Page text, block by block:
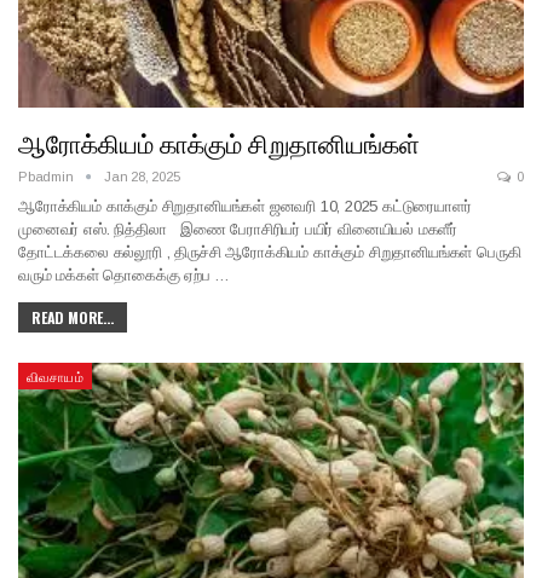
ஆரோக்கியம் காக்கும் சிறுதானியங்கள்
Pbadmin Jan 28, 2025 0
ஆரோக்கியம் காக்கும் சிறுதானியங்கள் ஜனவரி 10, 2025 கட்டுரையாளர்
முனைவர் எஸ். நித்திலா இணை பேராசிரியர் பயிர் வினையியல் மகளீர்
தோட்டக்கலை கல்லூரி , திருச்சி ஆரோக்கியம் காக்கும் சிறுதானியங்கள் பெருகி
வரும் மக்கள் தொகைக்கு ஏற்ப …
READ MORE...
விவசாயம்